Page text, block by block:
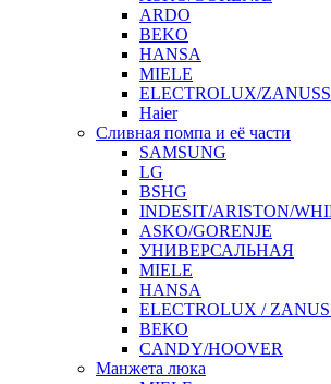
ARDO
BEKO
HANSA
MIELE
ELECTROLUX/
Haier
Сливная помпа и её части
SAMSUNG
LG
BSHG
INDESIT/ARISTON/
ASKO/GORENJE
УНИВЕРСАЛЬНАЯ
MIELE
HANSA
ELECTROLUX /
BEKO
CANDY/HOOVER
Манжета люка